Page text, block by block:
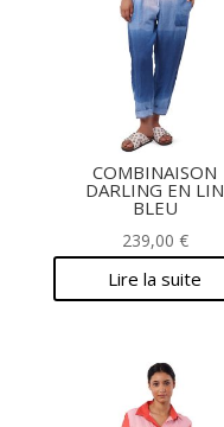
COMBINAISON
DARLING EN LIN
BLEU
239,00 €
Lire la suite